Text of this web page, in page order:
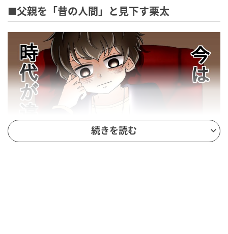
■父親を「昔の人間」と見下す栗太
続きを読む